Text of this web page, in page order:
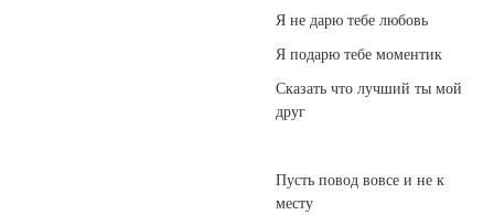
Я не дарю тебе любовь
Я подарю тебе моментик
Сказать что лучший ты мой
друг
Пусть повод вовсе и не к
месту